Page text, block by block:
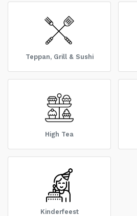
Teppan, Grill & Sushi
High Tea
Kinderfeest